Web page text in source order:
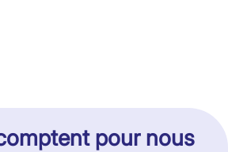
pour nous